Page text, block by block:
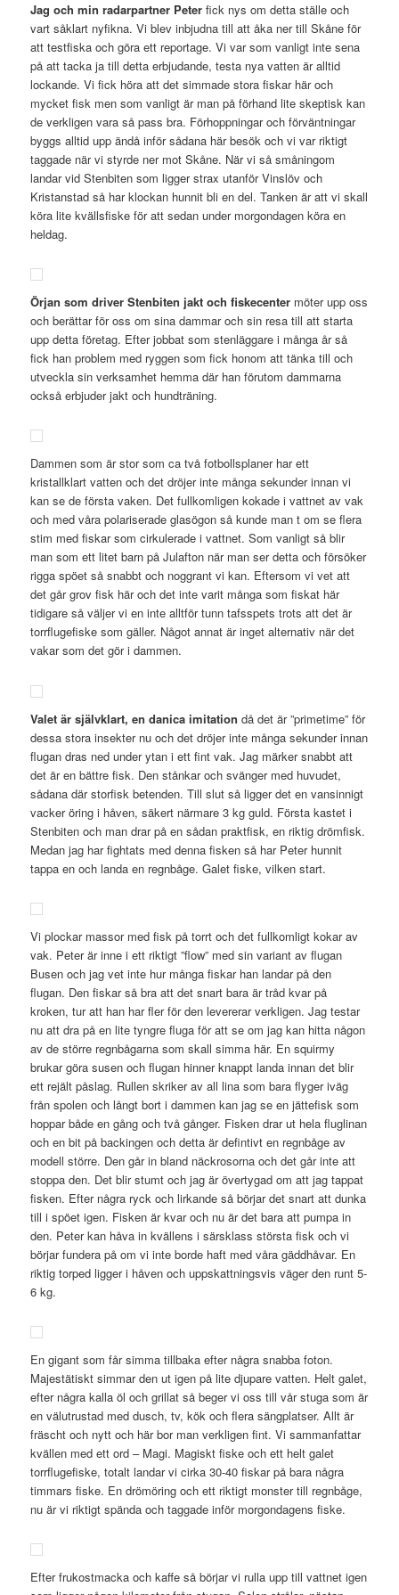
Jag och min radarpartner Peter fick nys om detta ställe och
vart såklart nyfikna. Vi blev inbjudna till att åka ner till Skåne för
att testfiska och göra ett reportage. Vi var som vanligt inte sena
på att tacka ja till detta erbjudande, testa nya vatten är alltid
lockande. Vi fick höra att det simmade stora fiskar här och
mycket fisk men som vanligt är man på förhand lite skeptisk kan
de verkligen vara så pass bra. Förhoppningar och förväntningar
byggs alltid upp ändå inför sådana här besök och vi var riktigt
taggade när vi styrde ner mot Skåne. När vi så småningom
landar vid Stenbiten som ligger strax utanför Vinslöv och
Kristanstad så har klockan hunnit bli en del. Tanken är att vi skall
köra lite kvällsfiske för att sedan under morgondagen köra en
heldag.
Örjan som driver Stenbiten jakt och fiskecenter möter upp oss
och berättar för oss om sina dammar och sin resa till att starta
upp detta företag. Efter jobbat som stenläggare i många år så
fick han problem med ryggen som fick honom att tänka till och
utveckla sin verksamhet hemma där han förutom dammarna
också erbjuder jakt och hundträning.
Dammen som är stor som ca två fotbollsplaner har ett
kristallklart vatten och det dröjer inte många sekunder innan vi
kan se de första vaken. Det fullkomligen kokade i vattnet av vak
och med våra polariserade glasögon så kunde man t om se flera
stim med fiskar som cirkulerade i vattnet. Som vanligt så blir
man som ett litet barn på Julafton när man ser detta och försöker
rigga spöet så snabbt och noggrant vi kan. Eftersom vi vet att
det går grov fisk här och det inte varit många som fiskat här
tidigare så väljer vi en inte alltför tunn tafsspets trots att det är
torrflugefiske som gäller. Något annat är inget alternativ när det
vakar som det gör i dammen.
Valet är självklart, en danica imitation då det är ”primetime” för
dessa stora insekter nu och det dröjer inte många sekunder innan
flugan dras ned under ytan i ett fint vak. Jag märker snabbt att
det är en bättre fisk. Den stånkar och svänger med huvudet,
sådana där storfisk betenden. Till slut så ligger det en vansinnigt
vacker öring i håven, säkert närmare 3 kg guld. Första kastet i
Stenbiten och man drar på en sådan praktfisk, en riktig drömfisk.
Medan jag har fightats med denna fisken så har Peter hunnit
tappa en och landa en regnbåge. Galet fiske, vilken start.
Vi plockar massor med fisk på torrt och det fullkomligt kokar av
vak. Peter är inne i ett riktigt ”flow” med sin variant av flugan
Busen och jag vet inte hur många fiskar han landar på den
flugan. Den fiskar så bra att det snart bara är tråd kvar på
kroken, tur att han har fler för den levererar verkligen. Jag testar
nu att dra på en lite tyngre fluga för att se om jag kan hitta någon
av de större regnbågarna som skall simma här. En squirmy
brukar göra susen och flugan hinner knappt landa innan det blir
ett rejält påslag. Rullen skriker av all lina som bara flyger iväg
från spolen och långt bort i dammen kan jag se en jättefisk som
hoppar både en gång och två gånger. Fisken drar ut hela fluglinan
och en bit på backingen och detta är defintivt en regnbåge av
modell större. Den går in bland näckrosorna och det går inte att
stoppa den. Det blir stumt och jag är övertygad om att jag tappat
fisken. Efter några ryck och lirkande så börjar det snart att dunka
till i spöet igen. Fisken är kvar och nu är det bara att pumpa in
den. Peter kan håva in kvällens i särsklass största fisk och vi
börjar fundera på om vi inte borde haft med våra gäddhåvar. En
riktig torped ligger i håven och uppskattningsvis väger den runt 5-
6 kg.
En gigant som får simma tillbaka efter några snabba foton.
Majestätiskt simmar den ut igen på lite djupare vatten. Helt galet,
efter några kalla öl och grillat så beger vi oss till vår stuga som är
en välutrustad med dusch, tv, kök och flera sängplatser. Allt är
fräscht och nytt och här bor man verkligen fint. Vi sammanfattar
kvällen med ett ord – Magi. Magiskt fiske och ett helt galet
torrflugefiske, totalt landar vi cirka 30-40 fiskar på bara några
timmars fiske. En drömöring och ett riktigt monster till regnbåge,
nu är vi riktigt spända och taggade inför morgondagens fiske.
Efter frukostmacka och kaffe så börjar vi rulla upp till vattnet igen